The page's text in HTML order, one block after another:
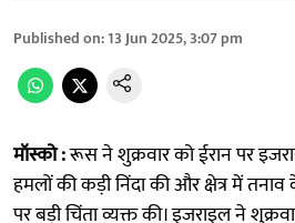
Published on:13 Jun 2025, 3:07 pm
मॉस्को :रूस ने शुक्रवार को ईरान पर
हमलों की कड़ी निंदा की और क्षेत्र में
पर बड़ी चिंता व्यक्त की। इजराइल ने